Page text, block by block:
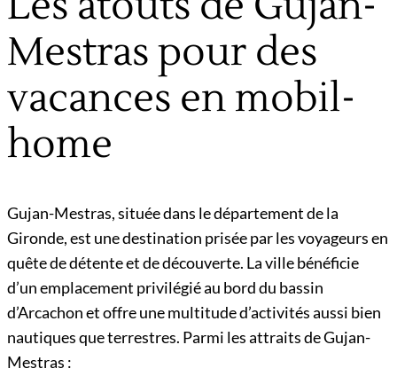
Mestras pour des
vacances en mobil-
home
Gujan-Mestras, située dans le département de la
Gironde, est une destination prisée par les voyageurs en
quête de détente et de découverte. La ville bénéficie
d’un emplacement privilégié au bord du bassin
d’Arcachon et offre une multitude d’activités aussi bien
nautiques que terrestres. Parmi les attraits de Gujan-
Mestras :